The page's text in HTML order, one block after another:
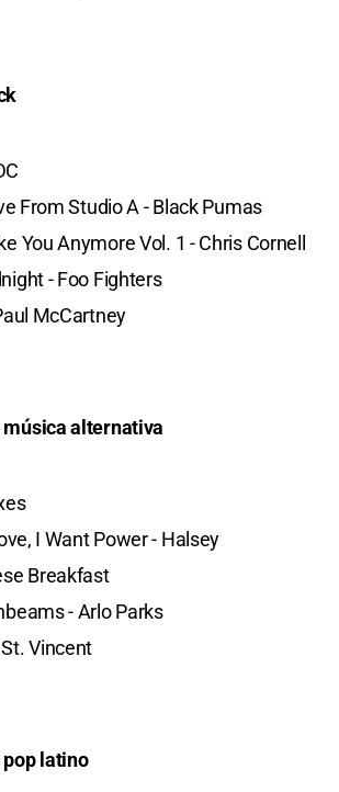
From Studio A - Black Pumas
You Anymore Vol. 1 - Chris Cornell
- Foo Fighters
McCartney
alternativa
I Want Power - Halsey
Breakfast
- Arlo Parks
Vincent
latino